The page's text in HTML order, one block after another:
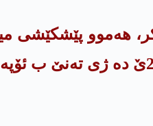
كر، هه‌موو
رییه‌كێ هات تاسفیه‌ كرن، تایبه‌تی ل سلێمانی و رۆژئاڤا